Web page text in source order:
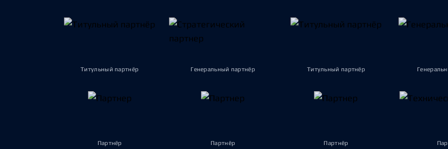
Титульный партнёр Генеральный партнёр Титульный партнёр
Партнёр Партнёр Партнёр